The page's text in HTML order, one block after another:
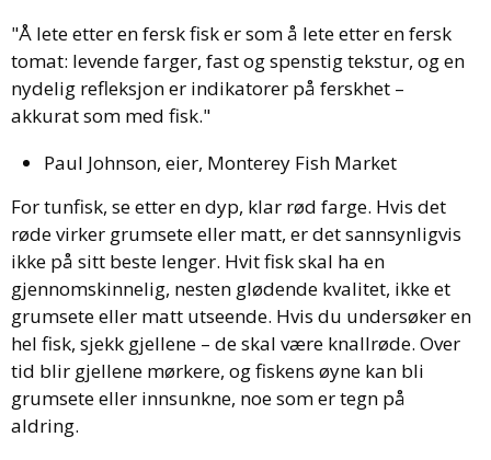
"Å lete etter en fersk fisk er som å lete etter en fersk
tomat: levende farger, fast og spenstig tekstur, og en
nydelig refleksjon er indikatorer på ferskhet –
akkurat som med fisk."
Paul Johnson, eier, Monterey Fish Market
For tunfisk, se etter en dyp, klar rød farge. Hvis det
røde virker grumsete eller matt, er det sannsynligvis
ikke på sitt beste lenger. Hvit fisk skal ha en
gjennomskinnelig, nesten glødende kvalitet, ikke et
grumsete eller matt utseende. Hvis du undersøker en
hel fisk, sjekk gjellene – de skal være knallrøde. Over
tid blir gjellene mørkere, og fiskens øyne kan bli
grumsete eller innsunkne, noe som er tegn på
aldring.